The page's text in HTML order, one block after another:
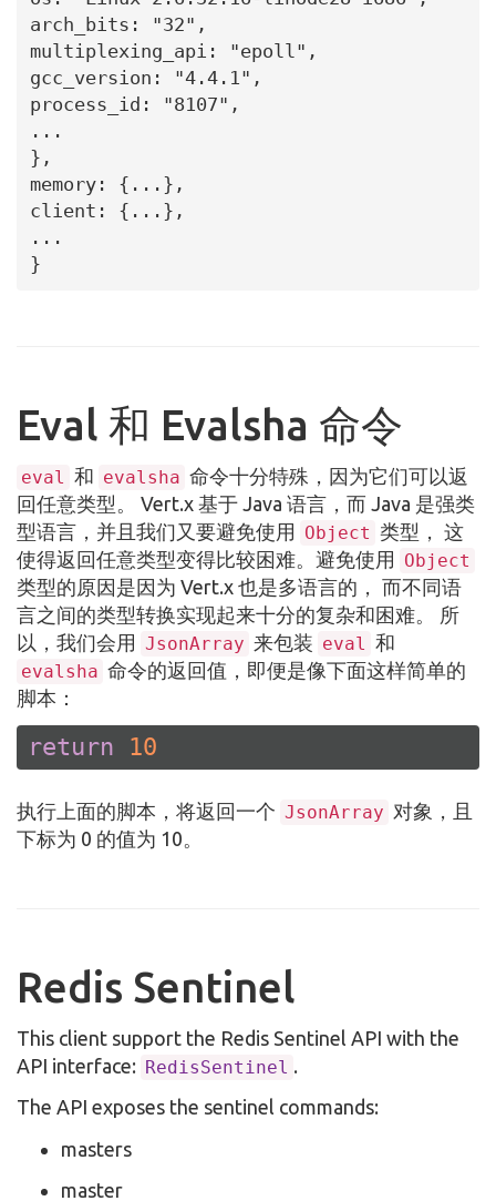
arch_bits: "32",
multiplexing_api: "epoll",
gcc_version: "4.4.1",
process_id: "8107",
...
},
memory: {...},
client: {...},
...
}
Eval 和 Evalsha 命令
eval 和 evalsha 命令十分特殊，因为它们可以返
回任意类型。 Vert.x 基于 Java 语言，而 Java 是强类
型语言，并且我们又要避免使用 Object 类型， 这
使得返回任意类型变得比较困难。避免使用 Object
类型的原因是因为 Vert.x 也是多语言的， 而不同语
言之间的类型转换实现起来十分的复杂和困难。 所
以，我们会用 JsonArray 来包装 eval 和
evalsha 命令的返回值，即便是像下面这样简单的
脚本：
return 10
执行上面的脚本，将返回一个 JsonArray 对象，且
下标为 0 的值为 10。
Redis Sentinel
This client support the Redis Sentinel API with the
API interface: RedisSentinel .
The API exposes the sentinel commands:
masters
master